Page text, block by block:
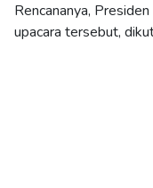
Rencananya,
upacara tersebut,